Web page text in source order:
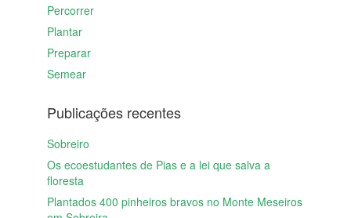
Percorrer
Plantar
Preparar
Semear
Publicações recentes
Sobreiro
Os ecoestudantes de Pias e a lei que salva a
floresta
Plantados 400 pinheiros bravos no Monte Meseiros